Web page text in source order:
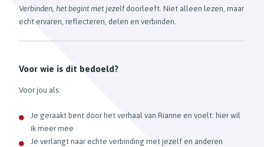
Verbinden, het begint met jezelfdoorleeft. Niet alleen lezen, maar
echt ervaren, reflecteren, delen en verbinden.
Voor wie is dit bedoeld?
Voor jou als:
Je geraakt bent door het verhaal van Rianne en voelt: hier wil
ik meer mee
Je verlangt naar echte verbinding met jezelf en anderen